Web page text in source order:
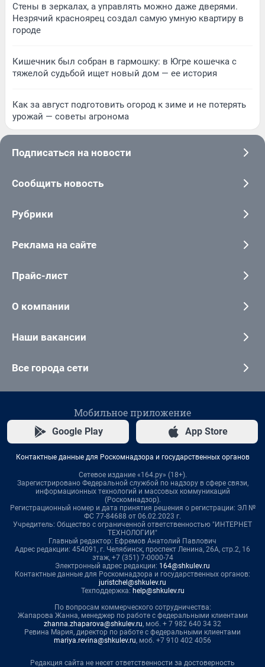
Стены в зеркалах, а управлять можно даже дверями.
Незрячий красноярец создал самую умную квартиру в
городе
Кишечник был собран в гармошку: в Югре кошечка с
тяжелой судьбой ищет новый дом — ее история
Как за август подготовить огород к зиме и не потерять
урожай — советы агронома
Подписаться на новости
Сообщить новость
Рубрики
Реклама на сайте
Прайс-лист
О компании
Наши вакансии
Все города сети
Мобильное приложение
Google Play App Store
Контактные данные для Роскомнадзора и государственных органов
Сетевое издание «164.ру» (18+).
Зарегистрировано Федеральной службой по надзору в сфере связи,
информационных технологий и массовых коммуникаций
(Роскомнадзор).
Регистрационный номер и дата принятия решения о регистрации: ЭЛ №
ФС 77-84688 от 06.02.2023 г.
Учредитель: Общество с ограниченной ответственностью "ИНТЕРНЕТ
ТЕХНОЛОГИИ"
Главный редактор: Ефремов Анатолий Павлович
Адрес редакции: 454091, г. Челябинск, проспект Ленина, 26А, стр.2, 16
этаж, +7 (351) 7-0000-74
Электронный адрес редакции: 164@shkulev.ru
Контактные данные для Роскомнадзора и государственных органов:
juristchel@shkulev.ru
Техподдержка: help@shkulev.ru
По вопросам коммерческого сотрудничества:
Жапарова Жанна, менеджер по работе с федеральными клиентами
zhanna.zhaparova@shkulev.ru, моб. + 7 982 640 34 32
Ревина Мария, директор по работе с федеральными клиентами
mariya.revina@shkulev.ru, моб. +7 910 402 4056
Редакция сайта не несет ответственности за достоверность